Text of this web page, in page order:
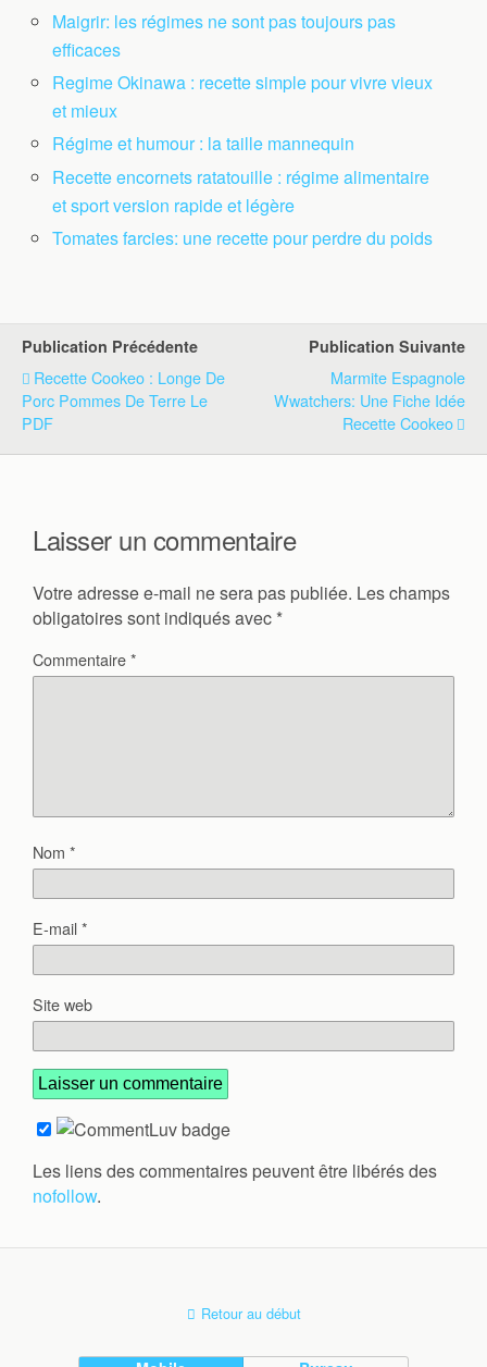
Maigrir: les régimes ne sont pas toujours pas
efficaces
Regime Okinawa : recette simple pour vivre vieux
et mieux
Régime et humour : la taille mannequin
Recette encornets ratatouille : régime alimentaire
et sport version rapide et légère
Tomates farcies: une recette pour perdre du poids
Publication Précédente
Recette Cookeo : Longe De
Porc Pommes De Terre Le
PDF
Publication Suivante
Marmite Espagnole
Wwatchers: Une Fiche Idée
Recette Cookeo
Laisser un commentaire
Votre adresse e-mail ne sera pas publiée. Les champs
obligatoires sont indiqués avec *
Commentaire*
Nom *
E-mail*
Site web
Les liens des commentaires peuvent être libérés des
nofollow.
Retour au début